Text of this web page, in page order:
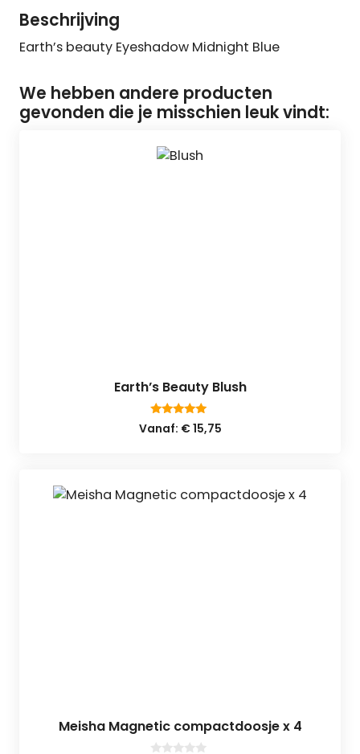
Beschrijving
Earth’s beauty Eyeshadow Midnight Blue
We hebben andere producten
gevonden die je misschien leuk vindt:
Earth’s Beauty Blush
5.00
van 5
Vanaf: €15,75
Meisha Magnetic compactdoosje x 4